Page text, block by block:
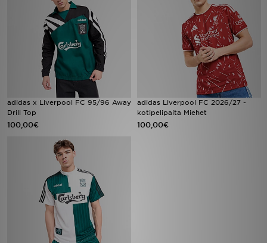
adidas x Liverpool FC 95/96 Away
Drill Top
100,00€
adidas Liverpool FC 2026/27 -
kotipelipaita Miehet
100,00€
Minun JD
Minun viestini
Asiakaspalvelu ja tietoa